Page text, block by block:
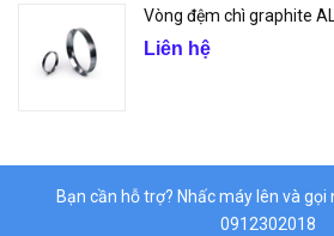
Vòng đệm chì graphite
Liên hệ
Bạn cần hỗ trợ? Nhấc máy lên và
0912302018